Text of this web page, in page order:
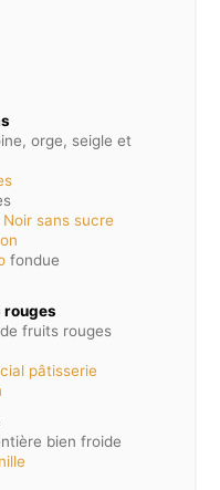
orge, seigle et
sans sucre
fondue
rouges
fruits rouges
pâtisserie
bien froide